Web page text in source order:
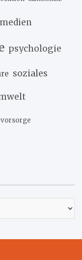
medien
psychologie
soziales
vorsorge